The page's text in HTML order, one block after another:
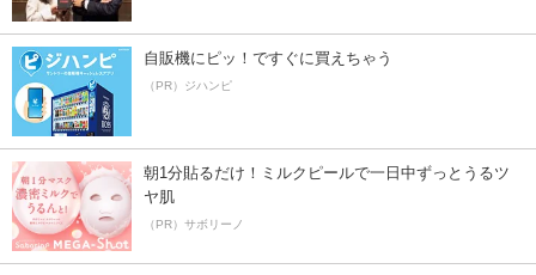
自販機にピッ！ですぐに買えちゃう
（PR）ジハンピ
朝1分貼るだけ！ミルクピールで一日中ずっとうるツ
ヤ肌
（PR）サボリーノ